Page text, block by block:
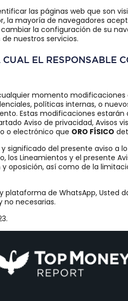
las páginas web que son
la mayoría de navegadores
la configuración de su
nuestros servicios.
EL RESPONSABLE
momento modificaciones
políticas internas, o
Estas modificaciones
Aviso de privacidad, Avisos
o electrónico que ORO FÍSICO
significado del presente aviso a
los Lineamientos y el presente
oposición, así como de la
plataforma de WhatsApp,
no necesarias.